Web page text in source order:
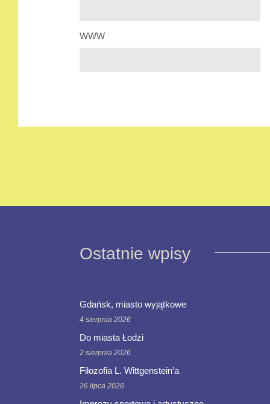
WWW
Ostatnie wpisy
Gdańsk, miasto wyjątkowe
4 sierpnia 2026
Do miasta Łodzi
2 sierpnia 2026
Filozofia L. Wittgenstein’a
26 lipca 2026